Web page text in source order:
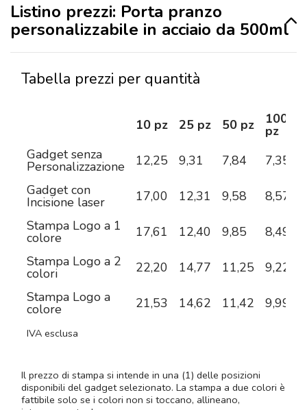
Listino prezzi: Porta pranzo
personalizzabile in acciaio da 500ml
Tabella prezzi per quantità
10 pz 25 pz 50 pz 100
pz
Gadget senza
Personalizzazione 12,25 9,31 7,84 7,35
Gadget con
Incisione laser 17,00 12,31 9,58 8,57
Stampa Logo a 1
colore 17,61 12,40 9,85 8,49
Stampa Logo a 2
colori 22,20 14,77 11,25 9,22
Stampa Logo a
colore 21,53 14,62 11,42 9,99
IVA esclusa
Il prezzo di stampa si intende in una (1) delle posizioni
disponibili del gadget selezionato. La stampa a due colori è
fattibile solo se i colori non si toccano, allineano,